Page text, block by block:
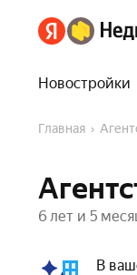
Новостройки
Главная
6 лет и 5
В